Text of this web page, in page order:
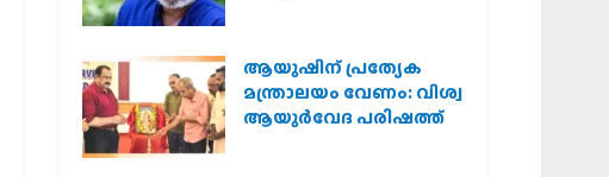
ആയുഷിന് പ്രത്യേക
മന്ത്രാലയം വേണം: വിശ്വ
ആയുര്‍വേദ പരിഷത്ത്